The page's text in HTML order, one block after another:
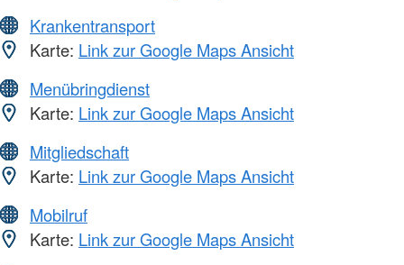
Krankentransport
Karte: Link zur Google Maps Ansicht
Menübringdienst
Karte: Link zur Google Maps Ansicht
Mitgliedschaft
Karte: Link zur Google Maps Ansicht
Mobilruf
Karte: Link zur Google Maps Ansicht